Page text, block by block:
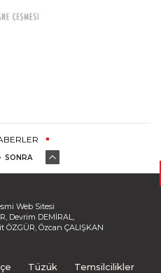
SONRA
Web Sitesi
Devrim DEMİRAL,
ÖZGÜR, Özcan ÇALIŞKAN
Tüzük Temsilcilikler